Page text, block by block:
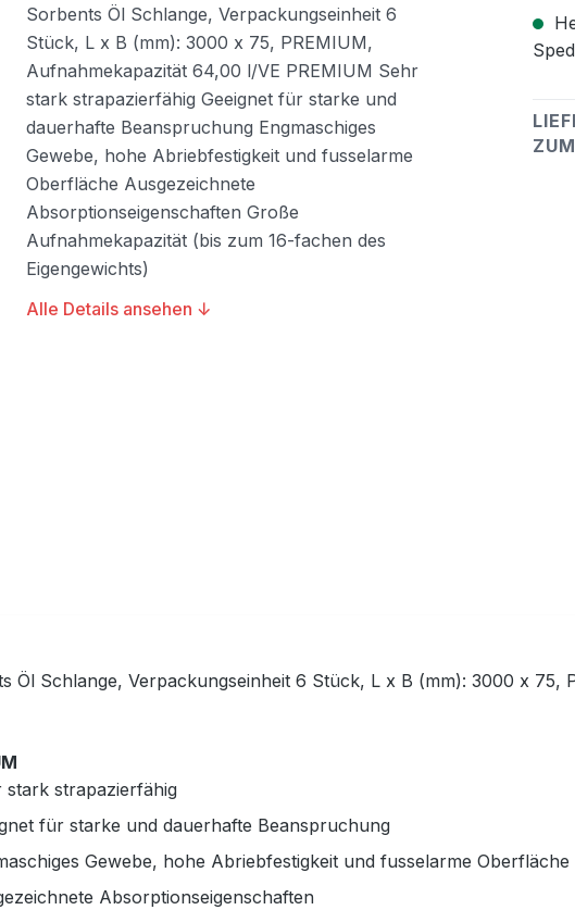
Sorbents Öl Schlange, Verpackungseinheit 6
Stück, L x B (mm): 3000 x 75, PREMIUM,
Aufnahmekapazität 64,00 l/VE PREMIUM Sehr
stark strapazierfähig Geeignet für starke und
dauerhafte Beanspruchung Engmaschiges
Gewebe, hohe Abriebfestigkeit und fusselarme
Oberfläche Ausgezeichnete
Absorptionseigenschaften Große
Aufnahmekapazität (bis zum 16-fachen des
Eigengewichts)
Alle Details ansehen ↓
Öl Schlange, Verpackungseinheit 6 Stück, L x B (mm): 3000 x 75,
stark strapazierfähig
für starke und dauerhafte Beanspruchung
Gewebe, hohe Abriebfestigkeit und fusselarme Oberfläche
Absorptionseigenschaften